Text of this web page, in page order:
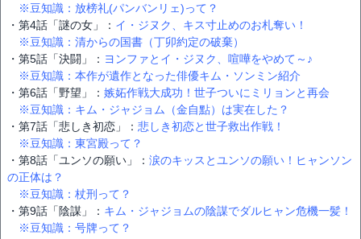
※豆知識：放榜礼(パンバンリェ)って？
・第4話「謎の女」： イ・ジヌク、キス寸止めのお札奪い！
※豆知識：清からの国書（丁卯約定の破棄）
・第5話「決闘」： ヨンファとイ・ジヌク、喧嘩をやめて～♪
※豆知識：本作が遺作となった俳優キム・ソンミン紹介
・第6話「野望」： 嫉妬作戦大成功！世子ついにミリョンと再会
※豆知識：キム・ジャジョム（金自點）は実在した？
・第7話「悲しき初恋」： 悲しき初恋と世子救出作戦！
※豆知識：東宮殿って？
・第8話「ユンソの願い」： 涙のキッスとユンソの願い！ヒャンソン
の正体は？
※豆知識：杖刑って？
・第9話「陰謀」： キム・ジャジョムの陰謀でダルヒャン危機一髪！
※豆知識：号牌って？